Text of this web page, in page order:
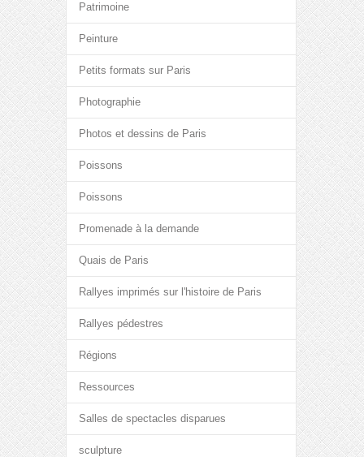
Patrimoine
Peinture
Petits formats sur Paris
Photographie
Photos et dessins de Paris
Poissons
Poissons
Promenade à la demande
Quais de Paris
Rallyes imprimés sur l'histoire de Paris
Rallyes pédestres
Régions
Ressources
Salles de spectacles disparues
sculpture